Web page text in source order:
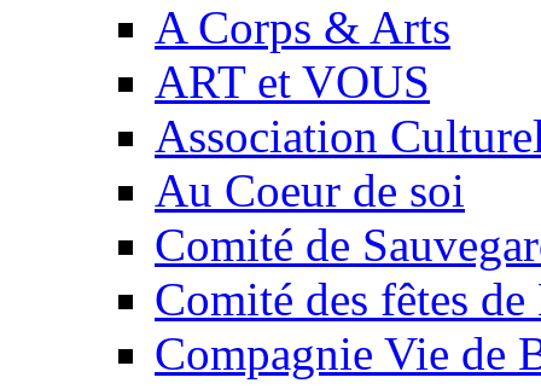
A Corps & Arts
ART et VOUS
Association
Au Coeur de soi
Comité de
Comité des fêtes
Compagnie Vie de